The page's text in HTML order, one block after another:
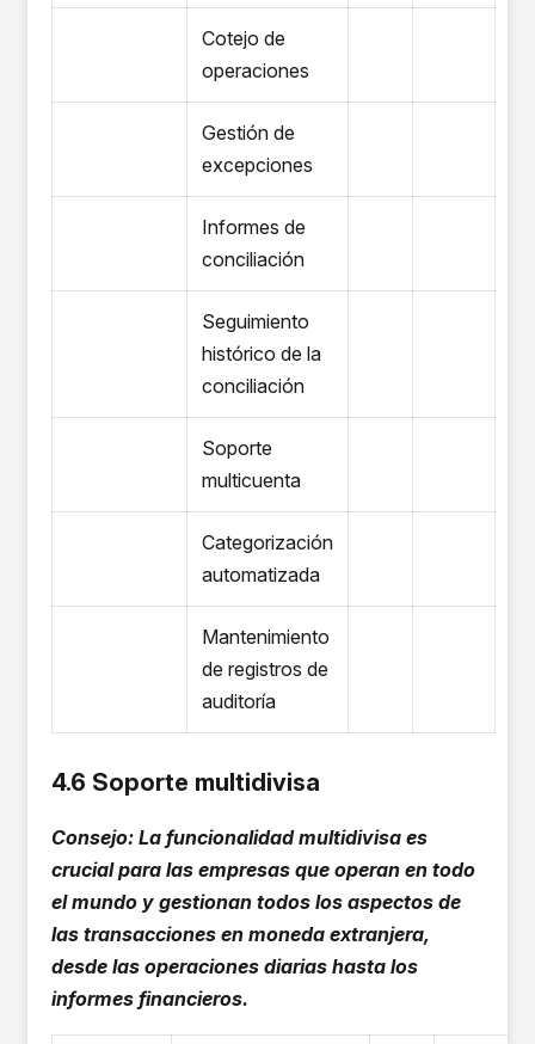
Cotejo de
operaciones
Gestión de
excepciones
Informes de
conciliación
Seguimiento
histórico de la
conciliación
Soporte
multicuenta
Categorización
automatizada
Mantenimiento
de registros de
auditoría
4.6 Soporte multidivisa
Consejo: La funcionalidad multidivisa es
crucial para las empresas que operan en todo
el mundo y gestionan todos los aspectos de
las transacciones en moneda extranjera,
desde las operaciones diarias hasta los
informes financieros.